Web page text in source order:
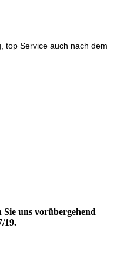
top Service auch nach dem
uns vorübergehend
19.